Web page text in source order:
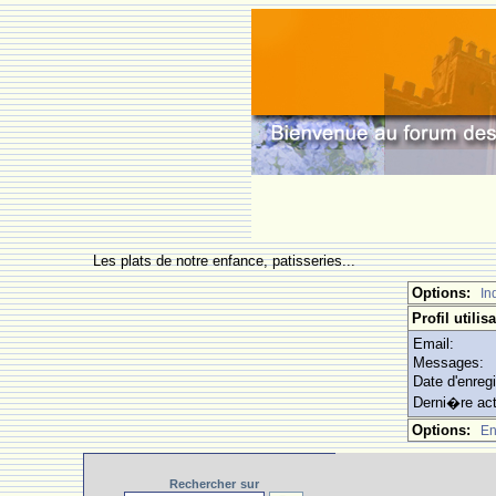
Les plats de notre enfance, patisseries...
Options:
Profil
Email:
Messages:
Date
Derni�re
Options:
Rechercher sur